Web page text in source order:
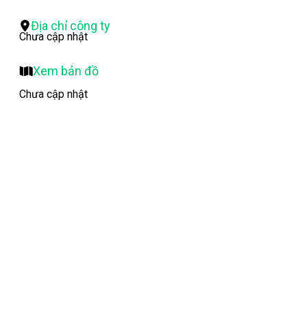
Địa chỉ công ty
Chưa cập nhật
Xem bản đồ
Chưa cập nhật